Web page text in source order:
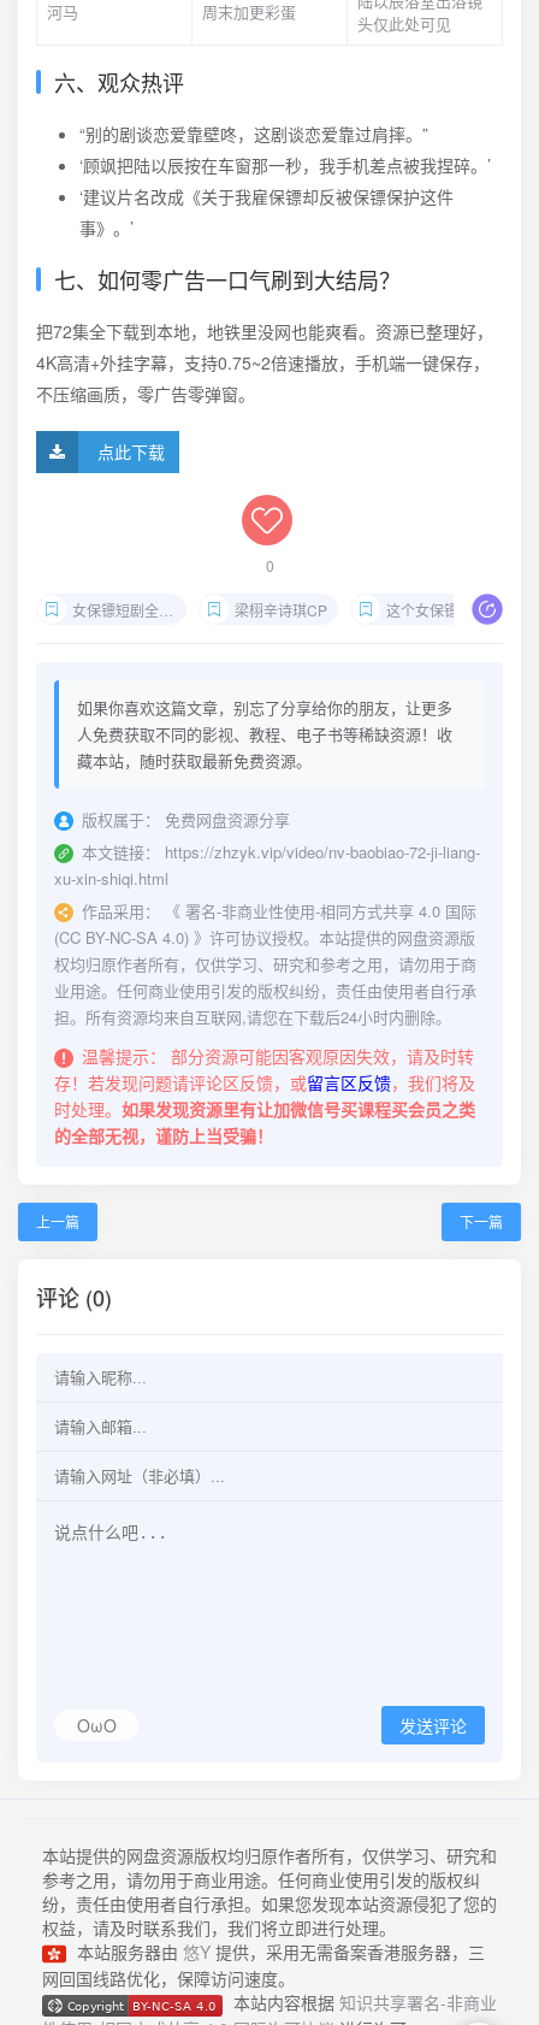
河马 周末加更彩蛋
头仅此处可见
六、观众热评
“别的剧谈恋爱靠壁咚，这剧谈恋爱靠过肩摔。”
‘顾飒把陆以辰按在车窗那一秒，我手机差点被我捏碎。’
‘建议片名改成《关于我雇保镖却反被保镖保护这件
事》。’
七、如何零广告一口气刷到大结局？
把72集全下载到本地，地铁里没网也能爽看。资源已整理好，
4K高清+外挂字幕，支持0.75~2倍速播放，手机端一键保存，
不压缩画质，零广告零弹窗。
点此下载
0
女保镖短剧全集下载 梁栩辛诗琪CP 这个女保镖太飒了剧情
如果你喜欢这篇文章，别忘了分享给你的朋友，让更多
人免费获取不同的影视、教程、电子书等稀缺资源！收
藏本站，随时获取最新免费资源。
版权属于：
免费网盘资源分享
本文链接：
https://zhzyk.vip/video/nv-baobiao-72-ji-liang-
xu-xin-shiqi.html
作品采用：
《 署名-非商业性使用-相同方式共享 4.0 国际
(CC BY-NC-SA 4.0) 》许可协议授权。本站提供的网盘资源版
权均归原作者所有，仅供学习、研究和参考之用，请勿用于商
业用途。任何商业使用引发的版权纠纷，责任由使用者自行承
担。所有资源均来自互联网,请您在下载后24小时内删除。
温馨提示：
部分资源可能因客观原因失效，请及时转
存！若发现问题请评论区反馈，或留言区反馈，我们将及
时处理。 如果发现资源里有让加微信号买课程买会员之类
的全部无视，谨防上当受骗！
上一篇 下一篇
评论 (0)
OωO 发送评论
本站提供的网盘资源版权均归原作者所有，仅供学习、研究和
参考之用，请勿用于商业用途。任何商业使用引发的版权纠
纷，责任由使用者自行承担。如果您发现本站资源侵犯了您的
权益，请及时联系我们，我们将立即进行处理。
本站服务器由 悠Y 提供，采用无需备案香港服务器，三
网回国线路优化，保障访问速度。
本站内容根据 知识共享署名-非商业